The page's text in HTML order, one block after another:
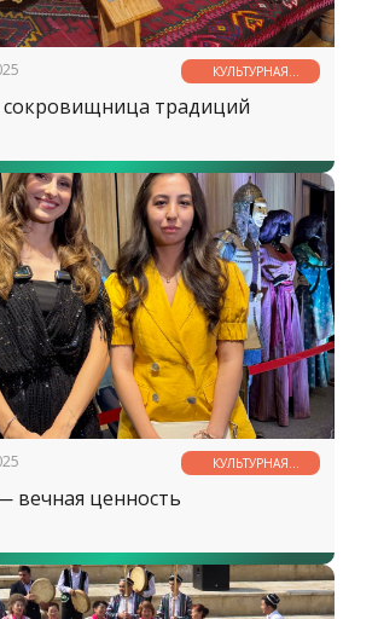
КУЛЬТУРНАЯ
СТРАНИЧКА
традиций
КУЛЬТУРНАЯ
СТРАНИЧКА
вечная ценность